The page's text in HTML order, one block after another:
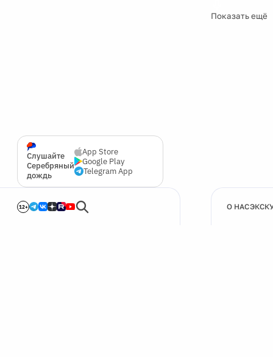
Слушайте
Серебряный
дождь
App Store
Google Play
Telegram App
12+
Показать ещё
О НАС